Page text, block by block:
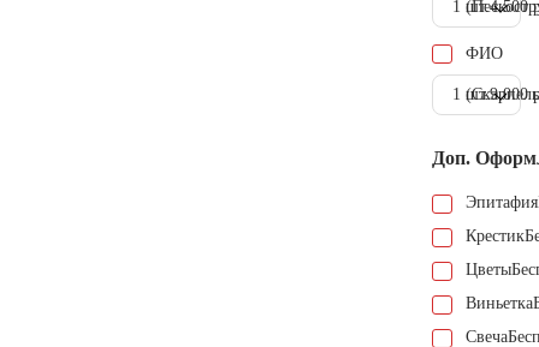
1 шт.4.500
ФИО
1 шт.9.000
Доп.
Эпитафия
Крестик
Цветы
Виньетка
Свеча